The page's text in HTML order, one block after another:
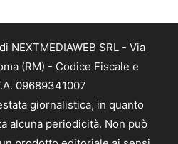
NEXTMEDIAWEB SRL - Via
(RM) - Codice Fiscale e
09689341007
giornalistica, in quanto
alcuna periodicità. Non può